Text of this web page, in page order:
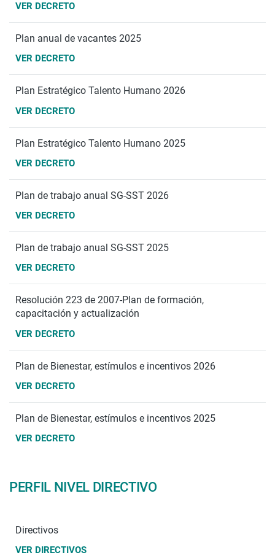
VER DECRETO
Plan anual de vacantes 2025
VER DECRETO
Plan Estratégico Talento Humano 2026
VER DECRETO
Plan Estratégico Talento Humano 2025
VER DECRETO
Plan de trabajo anual SG-SST 2026
VER DECRETO
Plan de trabajo anual SG-SST 2025
VER DECRETO
Resolución 223 de 2007-Plan de formación,
capacitación y actualización
VER DECRETO
Plan de Bienestar, estímulos e incentivos 2026
VER DECRETO
Plan de Bienestar, estímulos e incentivos 2025
VER DECRETO
PERFIL NIVEL DIRECTIVO
Directivos
VER DIRECTIVOS